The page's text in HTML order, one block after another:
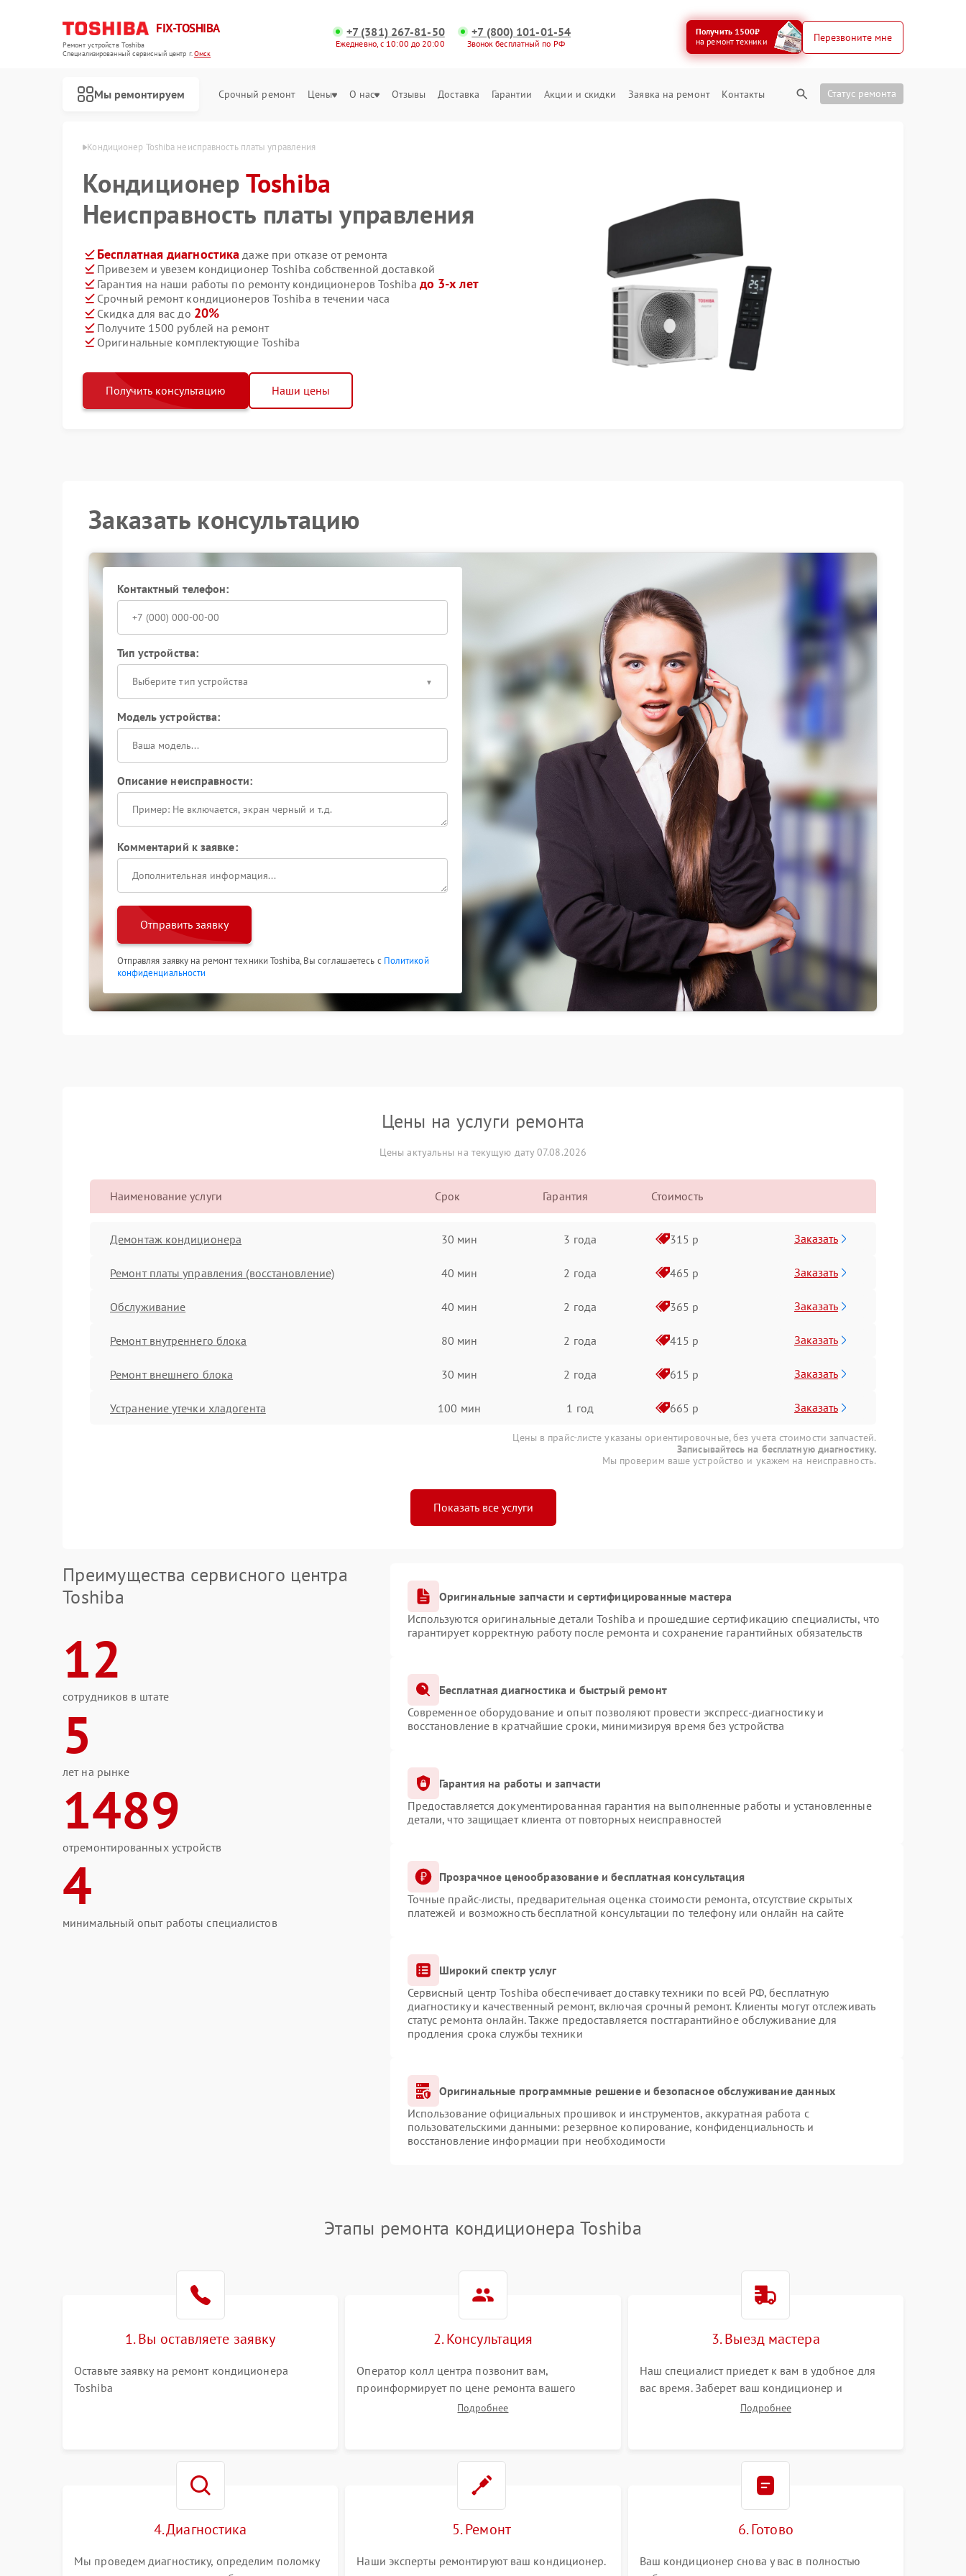
FIX-TOSHIBA
Ремонт устройств Toshiba
Специализированный cервисный центр г.Омск
+7 (381) 267-81-50
Ежедневно, с 10:00 до 20:00
+7 (800) 101-01-54
Звонок бесплатный по РФ
Получить 1500₽
на ремонт техники
Перезвоните мне
Мы ремонтируем Срочный ремонт Цены О нас Отзывы Доставка Гарантии Акции и скидки Заявка на ремонт Контакты Статус ремонта
Toshiba в Омске Кондиционер Toshiba неисправность платы управления
КондиционерToshiba
Неисправность платы управления
Бесплатная диагностика даже при отказе от ремонта
Привезем и увезем кондиционер Toshiba собственной доставкой
Гарантия на наши работы по ремонту кондиционеров Toshiba до 3-х лет
Срочный ремонт кондиционеров Toshiba в течении часа
Скидка для вас до 20%
Получите 1500 рублей на ремонт
Оригинальные комплектующие Toshiba
Получить консультацию Наши цены
Заказать консультацию
Контактный телефон:
Тип устройства:
Выберите тип устройства
Модель устройства:
Описание неисправности:
Комментарий к заявке:
Отправить заявку
Отправляя заявку на ремонт техники Toshiba, Вы соглашаетесь с Политикой
конфиденциальности
Цены на услуги ремонта
Цены актуальны на текущую дату 07.08.2026
Наименование услуги Срок Гарантия Стоимость
Демонтаж кондиционера 30 мин 3 года 315 р Заказать
Ремонт платы управления (восстановление) 40 мин 2 года 465 р Заказать
Обслуживание 40 мин 2 года 365 р Заказать
Ремонт внутреннего блока 80 мин 2 года 415 р Заказать
Ремонт внешнего блока 30 мин 2 года 615 р Заказать
Устранение утечки хладогента 100 мин 1 год 665 р Заказать
Цены в прайс-листе указаны ориентировочные, без учета стоимости запчастей.
Записывайтесь на бесплатную диагностику.
Мы проверим ваше устройство и укажем на неисправность.
Показать все услуги
Преимущества сервисного центра
Toshiba
12
сотрудников в штате
5
лет на рынке
1489
отремонтированных устройств
4
минимальный опыт работы специалистов
Оригинальные запчасти и сертифицированные мастера
Используются оригинальные детали Toshiba и прошедшие сертификацию специалисты, что
гарантирует корректную работу после ремонта и сохранение гарантийных обязательств
Бесплатная диагностика и быстрый ремонт
Современное оборудование и опыт позволяют провести экспресс-диагностику и
восстановление в кратчайшие сроки, минимизируя время без устройства
Гарантия на работы и запчасти
Предоставляется документированная гарантия на выполненные работы и установленные
детали, что защищает клиента от повторных неисправностей
Прозрачное ценообразование и бесплатная консультация
Точные прайс-листы, предварительная оценка стоимости ремонта, отсутствие скрытых
платежей и возможность бесплатной консультации по телефону или онлайн на сайте
Широкий спектр услуг
Сервисный центр Toshiba обеспечивает доставку техники по всей РФ, бесплатную
диагностику и качественный ремонт, включая срочный ремонт. Клиенты могут отслеживать
статус ремонта онлайн. Также предоставляется постгарантийное обслуживание для
продления срока службы техники
Оригинальные программные решение и безопасное обслуживание данных
Использование официальных прошивок и инструментов, аккуратная работа с
пользовательскими данными: резервное копирование, конфиденциальность и
восстановление информации при необходимости
Этапы ремонта кондиционера Toshiba
1. Вы оставляете заявку
Оставьте заявку на ремонт кондиционера
Toshiba
2. Консультация
Оператор колл центра позвонит вам,
проинформирует по цене ремонта вашего
кондиционера а также ответит на все ваши
Подробнее
3. Выезд мастера
Наш специалист приедет к вам в удобное для
вас время. Заберет ваш кондиционер и
привезет на склад для диагностики.
Подробнее
4. Диагностика
Мы проведем диагностику, определим поломку
5. Ремонт
Наши эксперты ремонтируют ваш кондиционер.
6. Готово
Ваш кондиционер снова у вас в полностью